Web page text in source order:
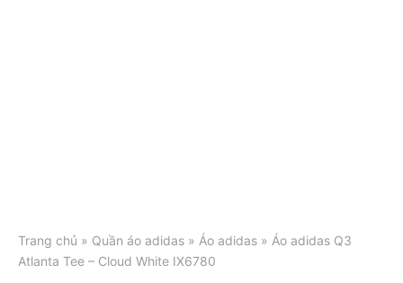
Trang chủ » Quần áo adidas » Áo adidas » Áo adidas Q3
Atlanta Tee – Cloud White IX6780